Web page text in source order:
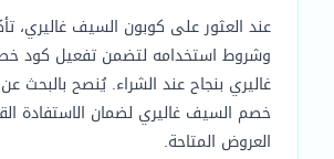
عند العثور على كوبون السيف غاليري،
وشروط استخدامه لتضمن تفعيل كود
غاليري بنجاح عند الشراء. يُنصح بالبحث
خصم السيف غاليري لضمان الاستفادة
العروض المتاحة.